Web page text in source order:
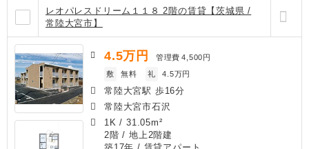
レオパレスドリーム１１８ 2階の賃貸【茨城県 /
常陸大宮市】
4.5万円 管理費 4,500円
敷
無料 礼 4.5万円
常陸大宮駅 歩16分
常陸大宮市石沢
1K /31.05m²
2階 / 地上2階建